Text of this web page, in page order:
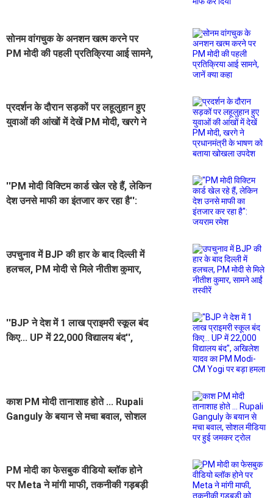
सोनम वांगचुक के अनशन खत्म करने पर
PM मोदी की पहली प्रतिक्रिया आई सामने,
प्रदर्शन के दौरान सड़कों पर लहूलुहान हुए
युवाओं की आंखों में देखें PM मोदी, खरगे ने
''PM मोदी विक्टिम कार्ड खेल रहे हैं, लेकिन
देश उनसे माफी का इंतजार कर रहा है'':
उपचुनाव में BJP की हार के बाद दिल्ली में
हलचल, PM मोदी से मिले नीतीश कुमार,
''BJP ने देश में 1 लाख प्राइमरी स्कूल बंद
किए... UP में 22,000 विद्यालय बंद'',
काश PM मोदी तानाशाह होते ... Rupali
Ganguly के बयान से मचा बवाल, सोशल
PM मोदी का फेसबुक वीडियो ब्लॉक होने
पर Meta ने मांगी माफी, तकनीकी गड़बड़ी